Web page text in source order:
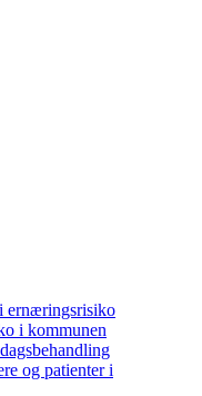
ernæringsrisiko
i kommunen
og patienter i